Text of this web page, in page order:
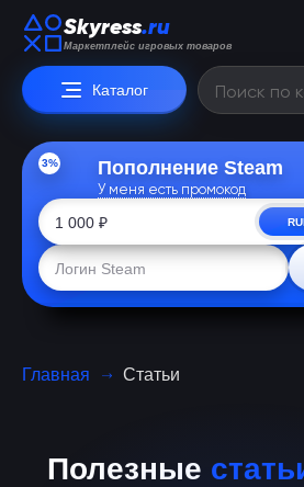
Skyress.ru
Маркетплейс игровых товаров
Каталог
3% Пополнение Steam
У меня есть промокод
Главная Статьи
Полезные